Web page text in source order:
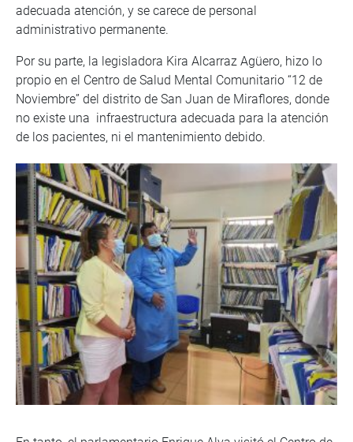
adecuada atención, y se carece de personal
administrativo permanente.
Por su parte, la legisladora Kira Alcarraz Agüero, hizo lo
propio en el Centro de Salud Mental Comunitario “12 de
Noviembre” del distrito de San Juan de Miraflores, donde
no existe una infraestructura adecuada para la atención
de los pacientes, ni el mantenimiento debido.